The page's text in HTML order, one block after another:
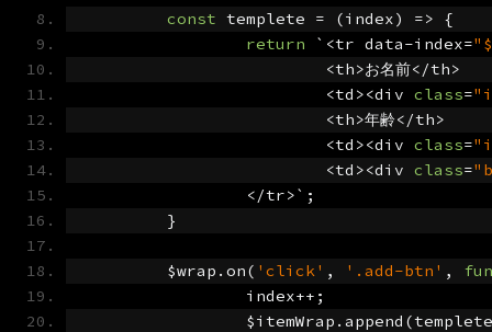
const templete = (index) =>
{
return
`<tr data-index=
<th>お名前</th>
<td ><div class=
<th>年齢</th>
<td ><div class=
<td ><div class=
</tr>`;
}
	$wrap
. on( 'click' , '.add-btn' ,
		index
++;
		$itemWrap
. append (templete